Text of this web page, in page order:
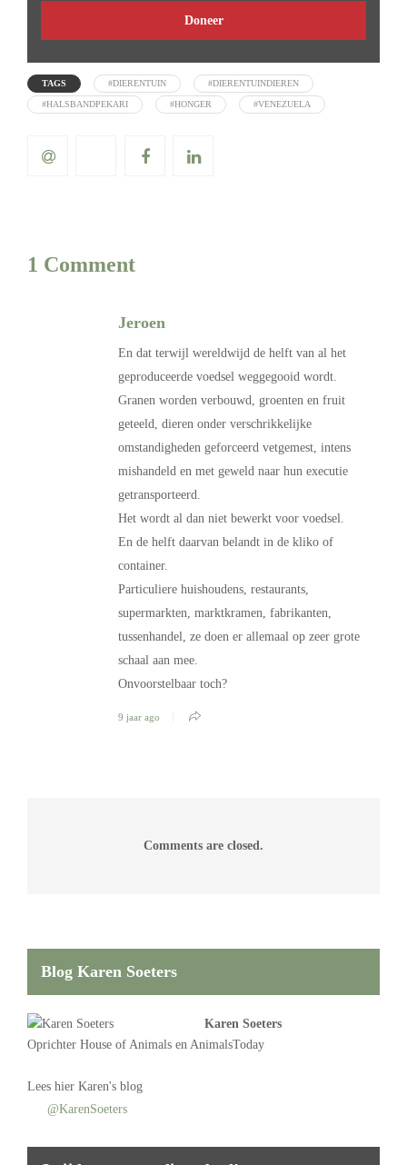
Doneer
TAGS #DIERENTUIN #DIERENTUINDIEREN
#HALSBANDPEKARI #HONGER #VENEZUELA
1 Comment
Jeroen
En dat terwijl wereldwijd de helft van al het
geproduceerde voedsel weggegooid wordt.
Granen worden verbouwd, groenten en fruit
geteeld, dieren onder verschrikkelijke
omstandigheden geforceerd vetgemest, intens
mishandeld en met geweld naar hun executie
getransporteerd.
Het wordt al dan niet bewerkt voor voedsel.
En de helft daarvan belandt in de kliko of
container.
Particuliere huishoudens, restaurants,
supermarkten, marktkramen, fabrikanten,
tussenhandel, ze doen er allemaal op zeer grote
schaal aan mee.
Onvoorstelbaar toch?
9 jaar ago
Comments are closed.
Blog Karen Soeters
Karen Soeters
Oprichter House of Animals en AnimalsToday
Lees hier Karen's blog
@KarenSoeters